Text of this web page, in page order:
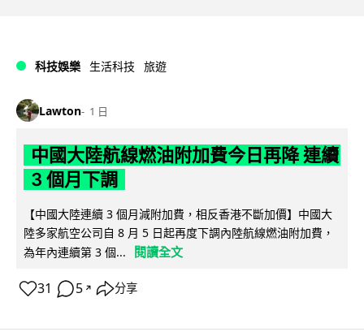
科技娛樂 生活科技 旅遊
Lawton 1 日
中國大陸航線燃油附加費今日再降 連續
3 個月下調
【中國大陸連續 3 個月減附加費，相反香港不斷加價】中國大
陸多家航空公司自 8 月 5 日起再度下調內陸航線燃油附加費，
為年內連續第 3 個...
閱讀全文
31 5 ↗ 分享